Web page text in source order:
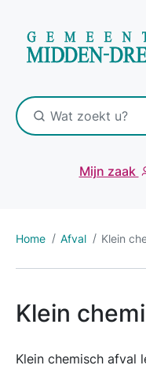
Mijn zaak
Home Afval Klein
Klein
Klein chemisch afval